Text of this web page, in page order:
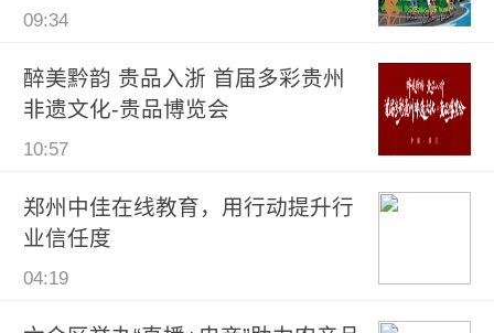
09:34
醉美黔韵 贵品入浙 首届多彩贵州
非遗文化-贵品博览会
10:57
郑州中佳在线教育，用行动提升行
业信任度
04:19